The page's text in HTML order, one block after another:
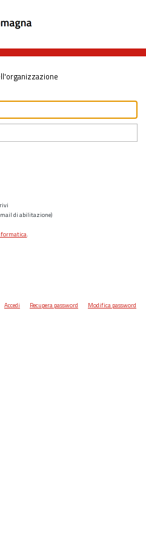
di abilitazione)
.
Accedi Recupera password Modifica password